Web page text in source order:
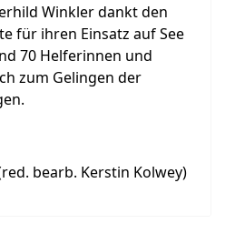
Winkler dankt den
für ihren Einsatz auf See
70 Helferinnen und
zum Gelingen der
bearb. Kerstin Kolwey)